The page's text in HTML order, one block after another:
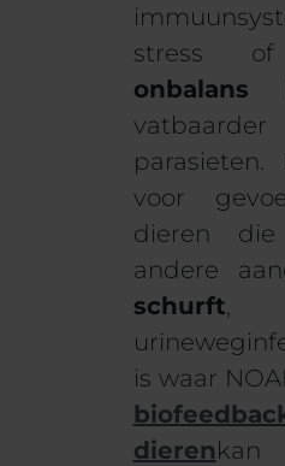
stress
onbalans
voor
dieren
andere
schurft
is waar
dieren